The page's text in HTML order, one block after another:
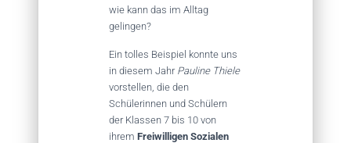
wie kann das im Alltag
gelingen?
Ein tolles Beispiel konnte uns
in diesem Jahr Pauline Thiele
vorstellen, die den
Schülerinnen und Schülern
der Klassen 7 bis 10 von
ihrem Freiwilligen Sozialen